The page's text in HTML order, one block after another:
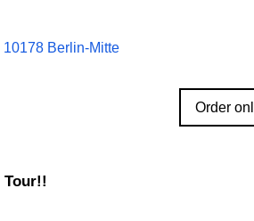
Berlin-Mitte
Order
Tour!!